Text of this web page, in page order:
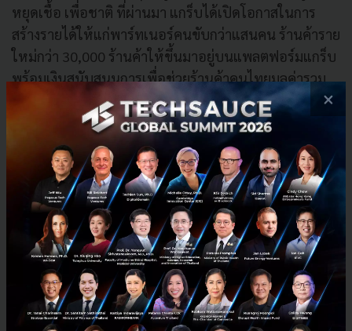
หยุดเชื้อ เพื่อชาติ ที่ผ่านมา แกร็บได้เปิดโอกาสในการ
สร้างรายได้ให้แก่พาร์ทเนอร์คนขับกว่าแสนคน ร้านค้าราย
ใหม่กว่า 30,000 ร้านค้าให้ขึ้นมาอยู่บนแพลตฟอร์มแกร็บ
พร้อมเงินสนับสนุนการเพื่อช่วยร้านค้าคนไทยมูลค่ารวม
กว่า 6 ล้านบาท และเพิ่มช่องทางขายผลไม้ให้แก่เกษตรกร
โดยตั้งเป้าในการช่วยเหลือเกษตรกรผ่านจำนวนการสั่งผล
ไม้ 40,000 ออเดอร์ภายในสิ้นปี รวมไปถึงการส่งมอบความ
ห่วงใยและกำลังใจผ่านถุงยังชีพให้แก่พาร์ทเนอร์คนขับแก
ร็บที่ได้รับผลกระทบจากโควิด-19 รวมมูลค่ากว่า 8 ล้าน
บาท และในยามที่ประเทศหยุดชะงักแกร็บยังได้ขยาย
โอกาสในการเข้าถึงบริการที่จำเป็นให้แก่ผู้ใช้บริการกว่า
ล้านรายใน 30 จังหวัดทั่วประเทศ ซึ่งไม่ว่าจะอยู่ใน
สถานการณ์ใด แกร็บ ก็ยังคงพร้อมที่จะอยู่เคียงข้างและ
×